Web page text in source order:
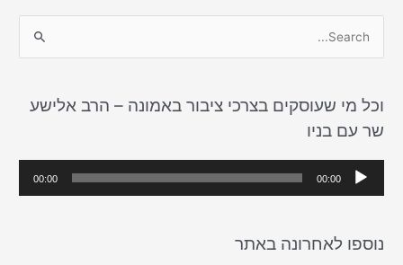
r
c
h
וכל מי שעוסקים בצרכי ציבור באמונה – הרב אלישע
שר עם בניו
ג
א
00:00
00:00
נוספו לאחרונה באתר